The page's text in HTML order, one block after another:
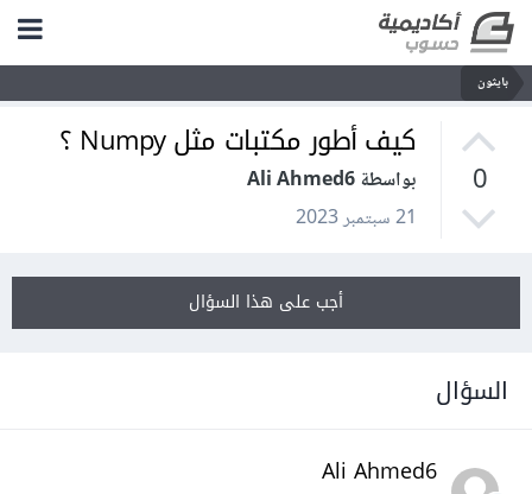
بايثون
0
كيف أطور مكتبات مثل Numpy ؟
بواسطة Ali Ahmed6
21 سبتمبر 2023
أجب على هذا السؤال
السؤال
Ali Ahmed6